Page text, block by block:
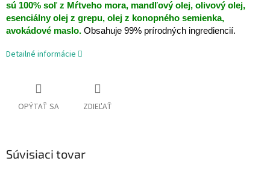
sú 100% soľ z Mŕtveho mora, mandľový olej, olivový olej,
esenciálny olej z grepu, olej z konopného semienka,
avokádové maslo. Obsahuje 99% prírodných ingrediencií.
Detailné informácie
OPÝTAŤ SA ZDIEĽAŤ
Súvisiaci tovar